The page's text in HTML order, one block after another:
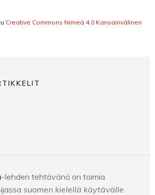
Creative Commons Nimeä 4.0 Kansainvälinen
-lehden tehtävänä on toimia
suomen kielellä käytävälle